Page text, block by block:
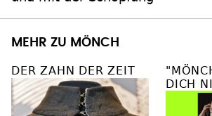
MEHR ZU MÖNCH
DER ZAHN DER ZEIT
DICH